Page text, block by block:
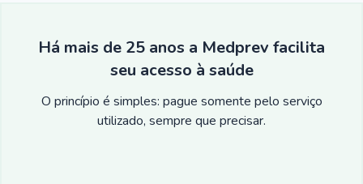
Há mais de 25 anos a Medprev facilita
seu acesso à saúde
O princípio é simples: pague somente pelo serviço
utilizado, sempre que precisar.